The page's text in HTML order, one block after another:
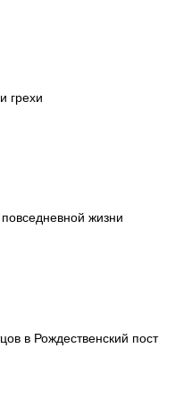
грехи
жизни
в Рождественский пост